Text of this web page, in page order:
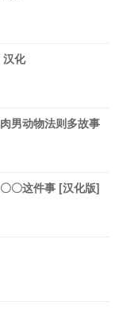
汉化
男动物法则多故事
〇这件事 [汉化版]